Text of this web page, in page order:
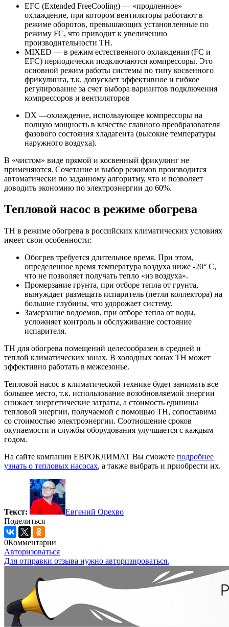
EFC (Extended FreeCooling) — «продленное»
охлаждение, при котором вентиляторы работают в
режиме оборотов, превышающих установленные по
режиму FC, что приводит к увеличению
производительности ТН.
MIXED — в режим естественного охлаждения (FC и
EFC) периодически подключаются компрессоры. Это
основной режим работы системы по типу косвенного
фрикулинга, т.к. допускает эффективное и гибкое
регулирование за счет выбора вариантов подключения
компрессоров и вентиляторов
DX —охлаждение, использующее компрессоры на
полную мощность в качестве главного преобразователя
фазового состояния хладагента (высокие температуры
наружного воздуха).
В «чистом» виде прямой и косвенный фрикулинг не
применяются. Сочетание и выбор режимов производится
автоматически по заданному алгоритму, что и позволяет
доводить экономию по электроэнергии до 60%.
Тепловой насос в режиме обогрева
ТН в режиме обогрева в российских климатических условиях
имеет свои особенности:
Обогрев требуется длительное время. При этом,
определенное время температура воздуха ниже -20° С,
что не позволяет получать тепло «из воздуха».
Промерзание грунта, при отборе тепла от грунта,
вынуждает размещать испаритель (петли коллектора) на
большие глубины, что удорожает систему.
Замерзание водоемов, при отборе тепла от воды,
усложняет контроль и обслуживание состояние
испарителя.
ТН для обогрева помещений целесообразен в средней и
теплой климатических зонах. В холодных зонах ТН может
эффективно работать в межсезонье.
Тепловой насос в климатической технике будет занимать все
большее место, т.к. использование возобновляемой энергии
снижает энергетические затраты, а стоимость единицы
тепловой энергии, получаемой с помощью ТН, сопоставима
со стоимостью электроэнергии. Соотношение сроков
окупаемости и службы оборудования улучшается с каждым
годом.
На сайте компании ЕВРОКЛИМАТ Вы сможете подробнее
узнать о тепловых насосах, а также выбрать и приобрести их.
Текст:
Евгений Орехво
Поделиться
0Комментарии
Авторизоваться
Для отправки отзыва нужно авторизироваться.